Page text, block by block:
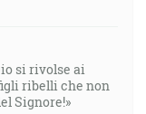
si rivolse ai
ribelli che non
Signore!»